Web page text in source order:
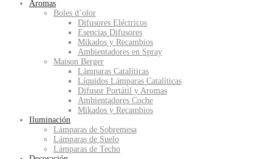
Aromas
Boles d’olor
Difusores Eléctricos
Esencias Difusores
Mikados y Recambios
Ambientadores en Spray
Maison Berger
Lámparas Catalíticas
Líquidos Lámparas Catalíticas
Difusor Portátil y Aromas
Ambientadores Coche
Mikados y Recambios
Iluminación
Lámparas de Sobremesa
Lámparas de Suelo
Lámparas de Techo